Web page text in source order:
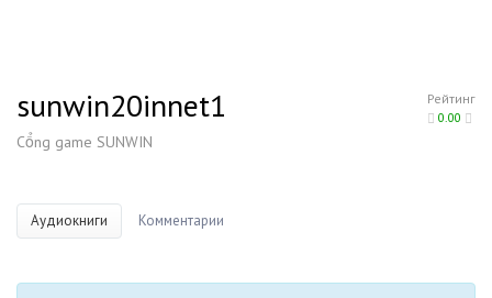
Рейтинг
0.00
sunwin20innet1
Cổng game SUNWIN
Аудиокниги Комментарии